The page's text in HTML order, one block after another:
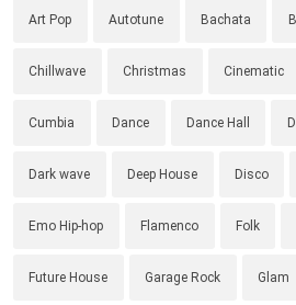
Art Pop Autotune Bachata
Chillwave Christmas Cinematic
Cumbia Dance Dance Hall
Dark wave Deep House Disco
Emo Hip-hop Flamenco Folk
Future House Garage Rock Glam